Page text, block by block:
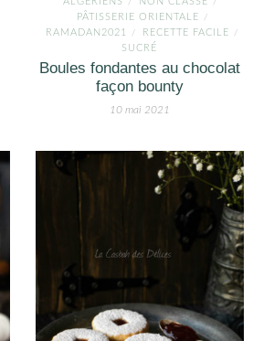
PÂTISSERIE ORIENTALE /
RAMADAN2021 / RECETTE FACILE /
SUCRÉ
Boules fondantes au chocolat
façon bounty
10 mai 2021